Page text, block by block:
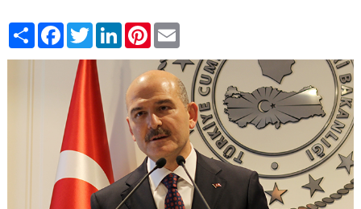
PaylaşFacebook
TwitterLinkedIn
Pinterest
Email